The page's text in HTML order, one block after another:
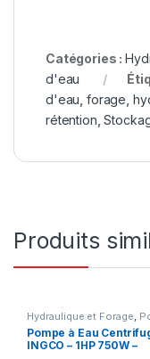
Catégories :
d'eau
d'eau ,forage
rétention ,
Produits
Hydraulique et Forage,
Pompe à Eau
INGCO – 1HP 750W –